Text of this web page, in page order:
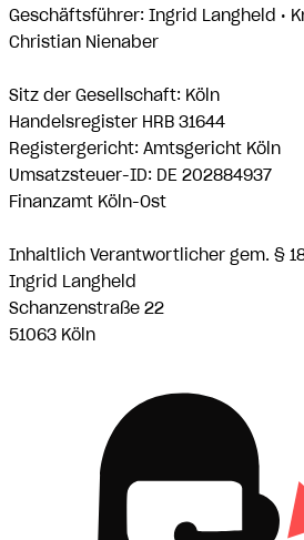
Geschäftsführer: Ingrid Langheld •
Christian Nienaber
Sitz der Gesellschaft: Köln
Handelsregister HRB 31644
Registergericht: Amtsgericht Köln
Umsatzsteuer-ID: DE 202884937
Finanzamt Köln-Ost
Inhaltlich Verantwortlicher gem. § 18
Ingrid Langheld
Schanzenstraße 22
51063 Köln